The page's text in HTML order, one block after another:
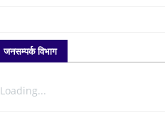
जनसम्पर्क विभाग
Loading...